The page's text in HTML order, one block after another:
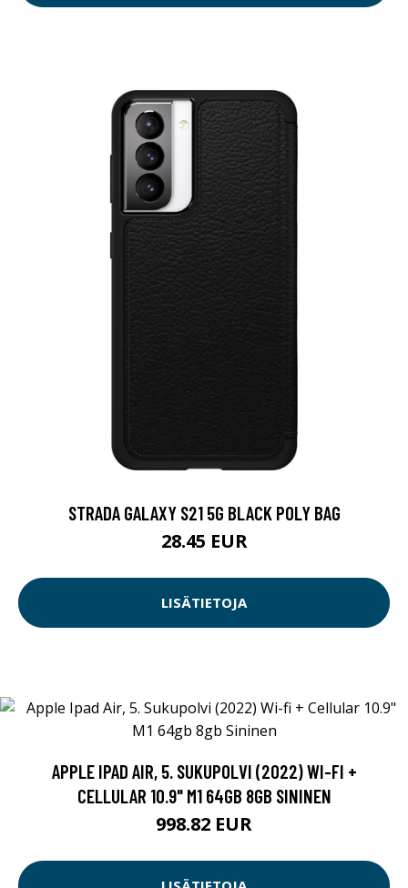
STRADA GALAXY S21 5G BLACK POLY BAG
28.45 EUR
LISÄTIETOJA
APPLE IPAD AIR, 5. SUKUPOLVI (2022) WI-FI +
CELLULAR 10.9" M1 64GB 8GB SININEN
998.82 EUR